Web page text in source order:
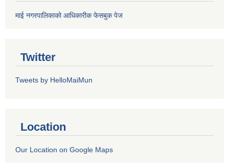
माई नगरपालिकाको आधिकारीक फेसबुक पेज
Twitter
Tweets by HelloMaiMun
Location
Our Location on Google Maps